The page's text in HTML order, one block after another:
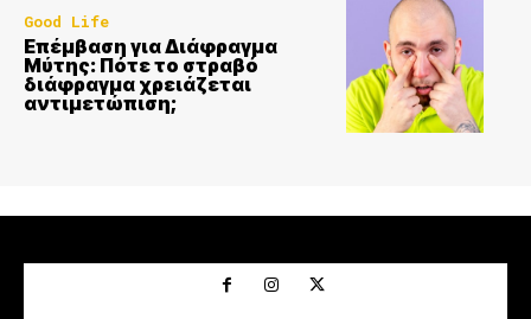
Good Life
Επέμβαση για Διάφραγμα
Μύτης: Πότε το στραβό
διάφραγμα χρειάζεται
αντιμετώπιση;